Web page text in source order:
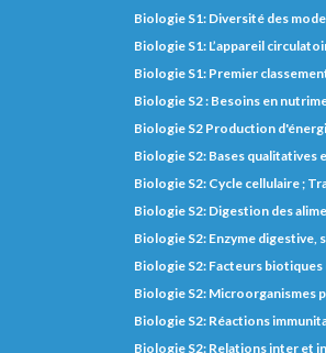
Biologie S1: Diversité des
Biologie S1: L’appareil
Biologie S1: Premier
Biologie S2 : Besoins en
Biologie S2 Production
Biologie S2: Bases
Biologie S2: Cycle cellulaire ;
Biologie S2: Digestion des
Biologie S2: Enzyme digestive,
Biologie S2: Facteurs
Biologie S2: Microorganismes
Biologie S2: Réactions
Biologie S2: Relations inter et